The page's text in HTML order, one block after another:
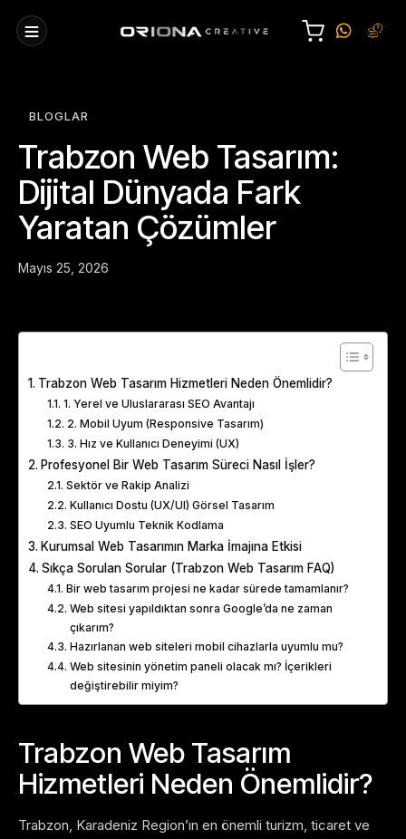
BLOGLAR
Trabzon Web Tasarım:
Dijital Dünyada Fark
Yaratan Çözümler
Mayıs 25, 2026
Trabzon Web Tasarım Hizmetleri Neden Önemlidir?
1. Yerel ve Uluslararası SEO Avantajı
2. Mobil Uyum (Responsive Tasarım)
3. Hız ve Kullanıcı Deneyimi (UX)
Profesyonel Bir Web Tasarım Süreci Nasıl İşler?
Sektör ve Rakip Analizi
Kullanıcı Dostu (UX/UI) Görsel Tasarım
SEO Uyumlu Teknik Kodlama
Kurumsal Web Tasarımın Marka İmajına Etkisi
Sıkça Sorulan Sorular (Trabzon Web Tasarım FAQ)
Bir web tasarım projesi ne kadar sürede tamamlanır?
Web sitesi yapıldıktan sonra Google’da ne zaman
çıkarım?
Hazırlanan web siteleri mobil cihazlarla uyumlu mu?
Web sitesinin yönetim paneli olacak mı? İçerikleri
değiştirebilir miyim?
Trabzon Web Tasarım
Hizmetleri Neden Önemlidir?
Trabzon, Karadeniz Region’ın en önemli turizm, ticaret ve